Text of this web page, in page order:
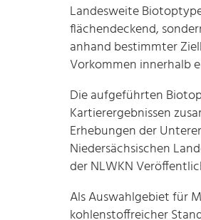
Landesweite
flächendeckend,
anhand bestimmter
Vorkommen innerhalb
Die aufgeführten
Kartierergebnissen
Erhebungen der
Niedersächsischen
der NLWKN
Als Auswahlgebiet für
kohlenstoffreicher